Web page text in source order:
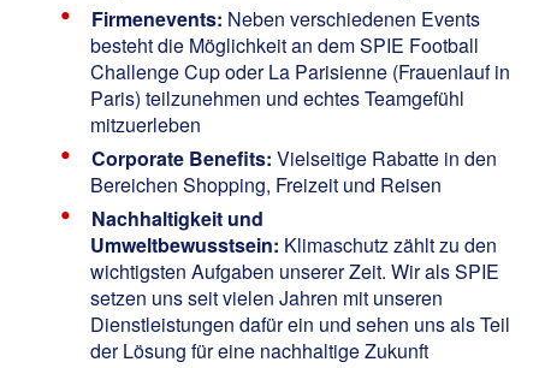
Firmenevents: Neben verschiedenen Events
besteht die Möglichkeit an dem SPIE Football
Challenge Cup oder La Parisienne (Frauenlauf in
Paris) teilzunehmen und echtes Teamgefühl
mitzuerleben
Corporate Benefits: Vielseitige Rabatte in den
Bereichen Shopping, Freizeit und Reisen
Nachhaltigkeit und
Umweltbewusstsein: Klimaschutz zählt zu den
wichtigsten Aufgaben unserer Zeit. Wir als SPIE
setzen uns seit vielen Jahren mit unseren
Dienstleistungen dafür ein und sehen uns als Teil
der Lösung für eine nachhaltige Zukunft